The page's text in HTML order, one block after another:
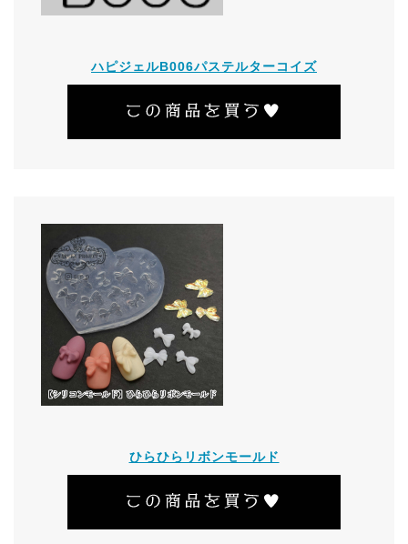
ハピジェルB006パステルターコイズ
ひらひらリボンモールド